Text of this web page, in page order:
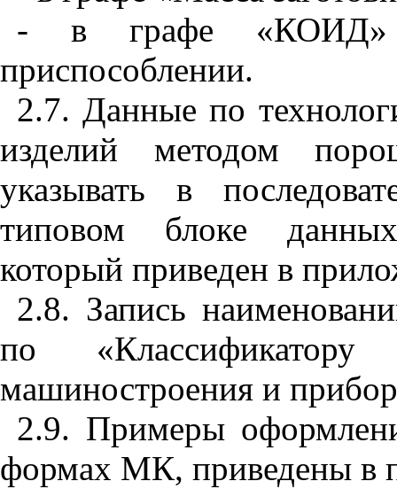
- в графе «КОИД»
приспособлении.
2.7. Данные по
изделий методом
указывать в
типовом блоке
который приведен в
2.8. Запись
по «Классификатору
машиностроения и
2.9. Примеры
формах МК, приведены в